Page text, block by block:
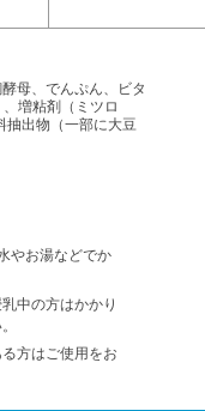
母、でんぷん、ビタ
増粘剤（ミツロ
抽出物（一部に大豆
やお湯などでか
中の方はかかり
方はご使用をお